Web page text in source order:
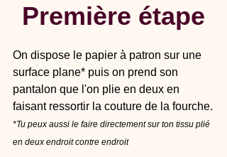
Première étape
On dispose le papier à patron sur une
surface plane* puis on prend son
pantalon que l'on plie en deux en
faisant ressortir la couture de la fourche.
*Tu peux aussi le faire directement sur ton tissu plié
en deux endroit contre endroit